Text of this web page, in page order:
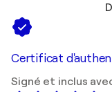
Certificat
Signé et inclus